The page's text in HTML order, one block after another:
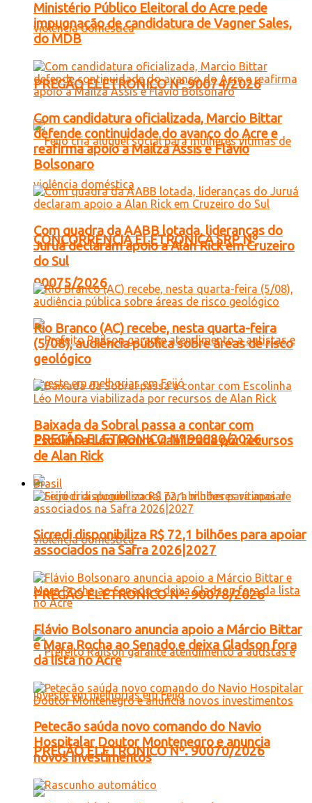
PREGÃO ELETRONICO Nº 90074/2026
CONCORRENCIA ELETRONICA SRP Nº
90075/2026
PREGÃO ELETRONICO Nº 90080/2026
PREGÃO ELETRONICO Nº. 90078/2026
PREGÃO ELETRONICO Nº. 90070/2026
Ministério Público Eleitoral do Acre pede
impugnação de candidatura de Vagner Sales,
do MDB
Com candidatura oficializada, Marcio Bittar
defende continuidade do avanço do Acre e
reafirma apoio a Mailza Assis e Flávio
Bolsonaro
Com quadra da AABB lotada, lideranças do
Juruá declaram apoio a Alan Rick em Cruzeiro
do Sul
Rio Branco (AC) recebe, nesta quarta-feira
(5/08), audiência pública sobre áreas de risco
geológico
Baixada da Sobral passa a contar com
Escolinha Léo Moura viabilizada por recursos
de Alan Rick
Brasil
Sicredi disponibiliza R$ 72,1 bilhões para apoiar
associados na Safra 2026|2027
Flávio Bolsonaro anuncia apoio a Márcio Bittar
e Mara Rocha ao Senado e deixa Gladson fora
da lista no Acre
Petecão saúda novo comando do Navio
Hospitalar Doutor Montenegro e anuncia
novos investimentos